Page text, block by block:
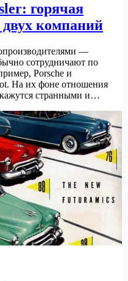
горячая
компаний
—
сотрудничают по
Porsche и
На их фоне отношения
странными и…